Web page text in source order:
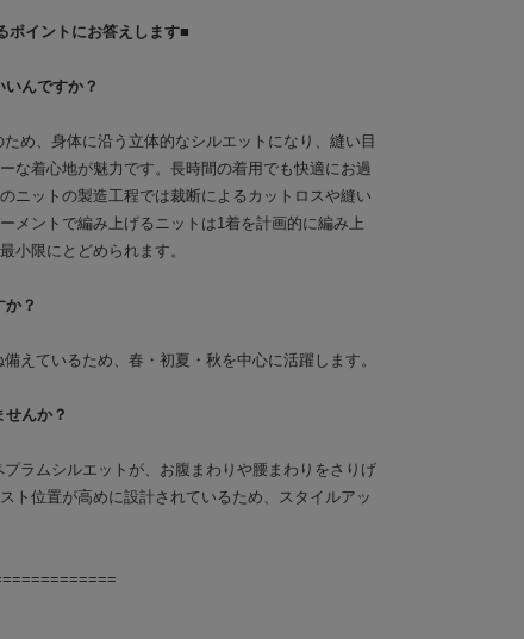
ポイントにお答えします■
んですか？
め、身体に沿う立体的なシルエットになり、縫い目
な着心地が魅力です。長時間の着用でも快適にお過
ニットの製造工程では裁断によるカットロスや縫い
メントで編み上げるニットは1着を計画的に編み上
小限にとどめられます。
？
えているため、春・初夏・秋を中心に活躍します。
んか？
ラムシルエットが、お腹まわりや腰まわりをさりげ
ト位置が高めに設計されているため、スタイルアッ